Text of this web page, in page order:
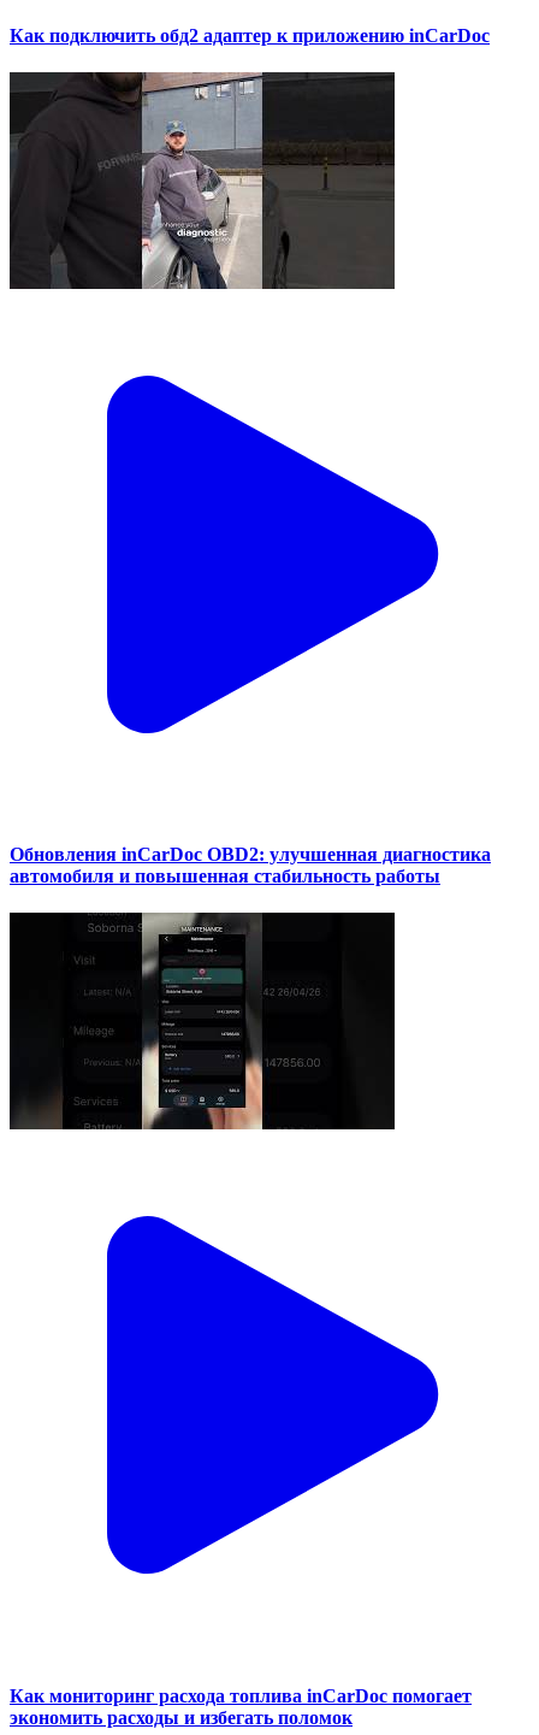
Как подключить обд2 адаптер к приложению inCarDoc
Обновления inCarDoc OBD2: улучшенная диагностика
автомобиля и повышенная стабильность работы
Как мониторинг расхода топлива inCarDoc помогает
экономить расходы и избегать поломок